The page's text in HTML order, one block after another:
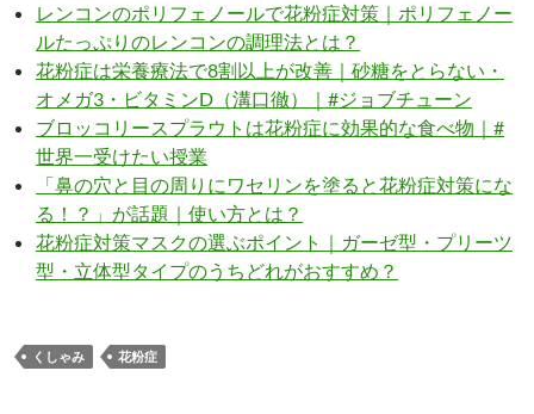
レンコンのポリフェノールで花粉症対策｜ポリフェノー
ルたっぷりのレンコンの調理法とは？
花粉症は栄養療法で8割以上が改善｜砂糖をとらない・
オメガ3・ビタミンD（溝口徹）｜#ジョブチューン
ブロッコリースプラウトは花粉症に効果的な食べ物｜#
世界一受けたい授業
「鼻の穴と目の周りにワセリンを塗ると花粉症対策にな
る！？」が話題｜使い方とは？
花粉症対策マスクの選ぶポイント｜ガーゼ型・プリーツ
型・立体型タイプのうちどれがおすすめ？
くしゃみ 花粉症